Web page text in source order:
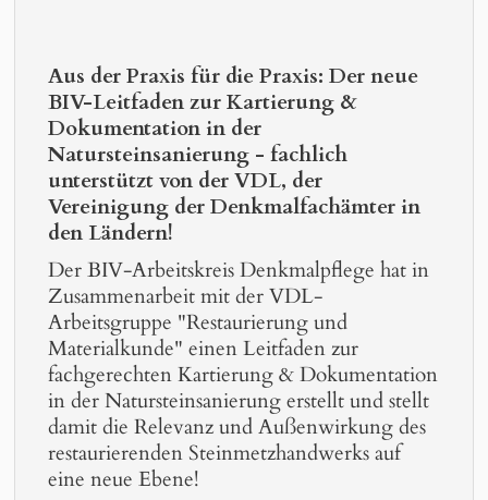
Aus der Praxis für die Praxis: Der neue
BIV-Leitfaden zur Kartierung &
Dokumentation in der
Natursteinsanierung - fachlich
unterstützt von der VDL, der
Vereinigung der Denkmalfachämter in
den Ländern!
Der BIV-Arbeitskreis Denkmalpflege hat in
Zusammenarbeit mit der VDL-
Arbeitsgruppe "Restaurierung und
Materialkunde" einen Leitfaden zur
fachgerechten Kartierung & Dokumentation
in der Natursteinsanierung erstellt und stellt
damit die Relevanz und Außenwirkung des
restaurierenden Steinmetzhandwerks auf
eine neue Ebene!